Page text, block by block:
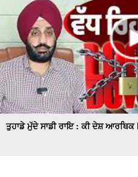
ਤੁਹਾਡੇ ਮੁੱਦੇ ਸਾਡੀ ਰਾਇ : ਕੀ ਦੇਸ਼